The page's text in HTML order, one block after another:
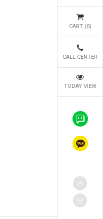
CART (0)
CALL CENTER
TODAY VIEW